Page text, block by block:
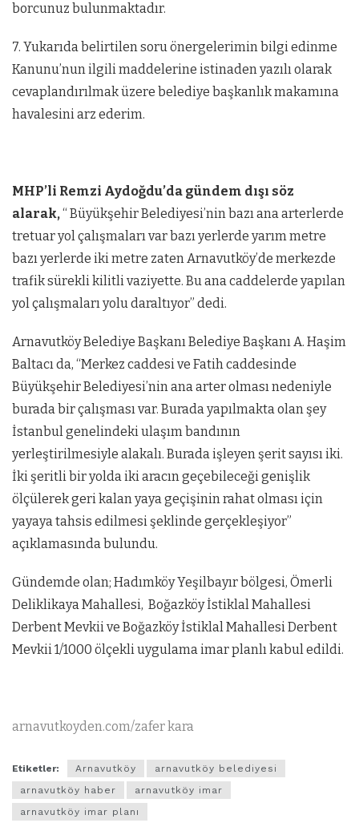
borcunuz bulunmaktadır.
7. Yukarıda belirtilen soru önergelerimin bilgi edinme
Kanunu’nun ilgili maddelerine istinaden yazılı olarak
cevaplandırılmak üzere belediye başkanlık makamına
havalesini arz ederim.
MHP’li Remzi Aydoğdu’da gündem dışı söz
alarak,“ Büyükşehir Belediyesi’nin bazı ana arterlerde
tretuar yol çalışmaları var bazı yerlerde yarım metre
bazı yerlerde iki metre zaten Arnavutköy’de merkezde
trafik sürekli kilitli vaziyette. Bu ana caddelerde yapılan
yol çalışmaları yolu daraltıyor” dedi.
Arnavutköy Belediye Başkanı Belediye Başkanı A. Haşim
Baltacı da, “Merkez caddesi ve Fatih caddesinde
Büyükşehir Belediyesi’nin ana arter olması nedeniyle
burada bir çalışması var. Burada yapılmakta olan şey
İstanbul genelindeki ulaşım bandının
yerleştirilmesiyle alakalı. Burada işleyen şerit sayısı iki.
İki şeritli bir yolda iki aracın geçebileceği genişlik
ölçülerek geri kalan yaya geçişinin rahat olması için
yayaya tahsis edilmesi şeklinde gerçekleşiyor”
açıklamasında bulundu.
Gündemde olan; Hadımköy Yeşilbayır bölgesi, Ömerli
Deliklikaya Mahallesi, Boğazköy İstiklal Mahallesi
Derbent Mevkii ve Boğazköy İstiklal Mahallesi Derbent
Mevkii 1/1000 ölçekli uygulama imar planlı kabul edildi.
arnavutkoyden.com/zafer kara
Etiketler: Arnavutköy
arnavutköy belediyesi
arnavutköy haber
arnavutköy imar
arnavutköy imar planı